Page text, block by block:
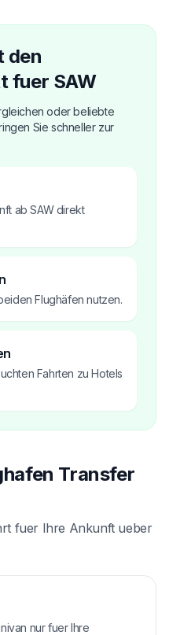
den
fuer SAW
oder beliebte
Sie schneller zur
ab SAW direkt
Flughäfen nutzen.
Fahrten zu Hotels
Transfer
fuer Ihre Ankunft ueber
nur fuer Ihre